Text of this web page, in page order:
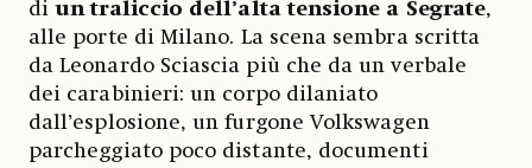
diun traliccio dell’alta tensione a Segrate,
alle porte di Milano. La scena sembra scritta
da Leonardo Sciascia più che da un verbale
dei carabinieri: un corpo dilaniato
dall’esplosione, un furgone Volkswagen
parcheggiato poco distante, documenti